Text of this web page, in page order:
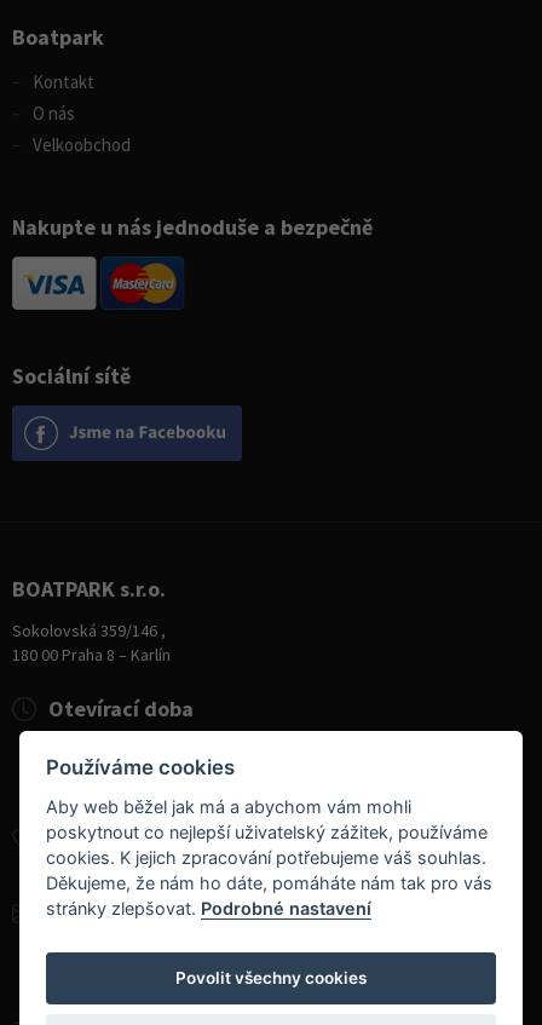
Sociální sítě
Boatpark
Kontakt
O nás
Velkoobchod
Nakupte u nás jednoduše a bezpečně
BOATPARK s.r.o.
Sokolovská 359/146 ,
180 00 Praha 8 – Karlín
+420 284 826 787
+420 604 728 042
info@boatpark.cz
Otevírací doba
Úterý - Pátek
10:00 - 19:00
Sobota
9:00 - 14:00
Používáme cookies
Aby web běžel jak má a abychom vám mohli
poskytnout co nejlepší uživatelský zážitek, používáme
cookies. K jejich zpracování potřebujeme váš souhlas.
Děkujeme, že nám ho dáte, pomáháte nám tak pro vás
stránky zlepšovat. Podrobné nastavení
Povolit všechny cookies